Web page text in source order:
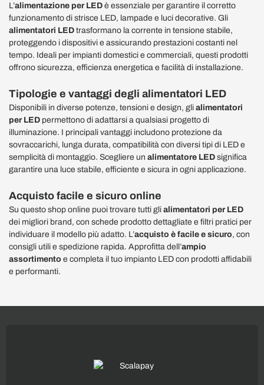
L’alimentazione per LED è essenziale per garantire il corretto
funzionamento di strisce LED, lampade e luci decorative. Gli
alimentatori LED trasformano la corrente in tensione stabile,
proteggendo i dispositivi e assicurando prestazioni costanti nel
tempo. Ideali per impianti domestici e commerciali, questi prodotti
offrono sicurezza, efficienza energetica e facilità di installazione.
Tipologie e vantaggi degli alimentatori LED
Disponibili in diverse potenze, tensioni e design, gli alimentatori
per LED permettono di adattarsi a qualsiasi progetto di
illuminazione. I principali vantaggi includono protezione da
sovraccarichi, lunga durata, compatibilità con diversi tipi di LED e
semplicità di montaggio. Scegliere un alimentatore LED significa
garantire una luce stabile, efficiente e sicura in ogni applicazione.
Acquisto facile e sicuro online
Su questo shop online puoi trovare tutti gli alimentatori per LED
dei migliori brand, con schede prodotto dettagliate e filtri pratici per
individuare il modello più adatto. L’acquisto è facile e sicuro, con
consigli utili e spedizione rapida. Approfitta dell’ampio
assortimento e completa il tuo impianto LED con prodotti affidabili
e performanti.